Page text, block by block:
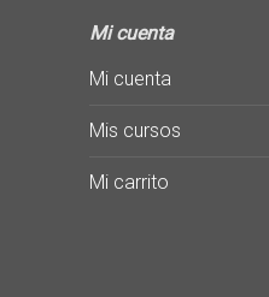
Mi cuenta
Mi cuenta
Mis cursos
Mi carrito